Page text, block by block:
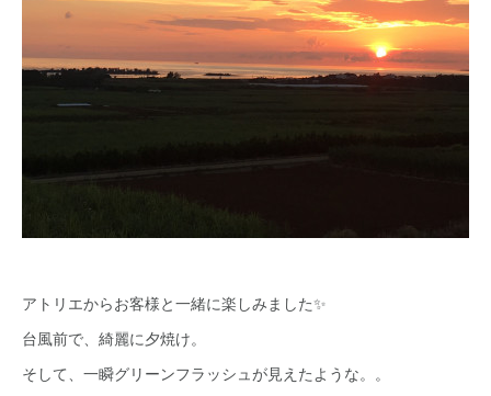
アトリエからお客様と一緒に楽しみました✨
台風前で、綺麗に夕焼け。
そして、一瞬グリーンフラッシュが見えたような。。